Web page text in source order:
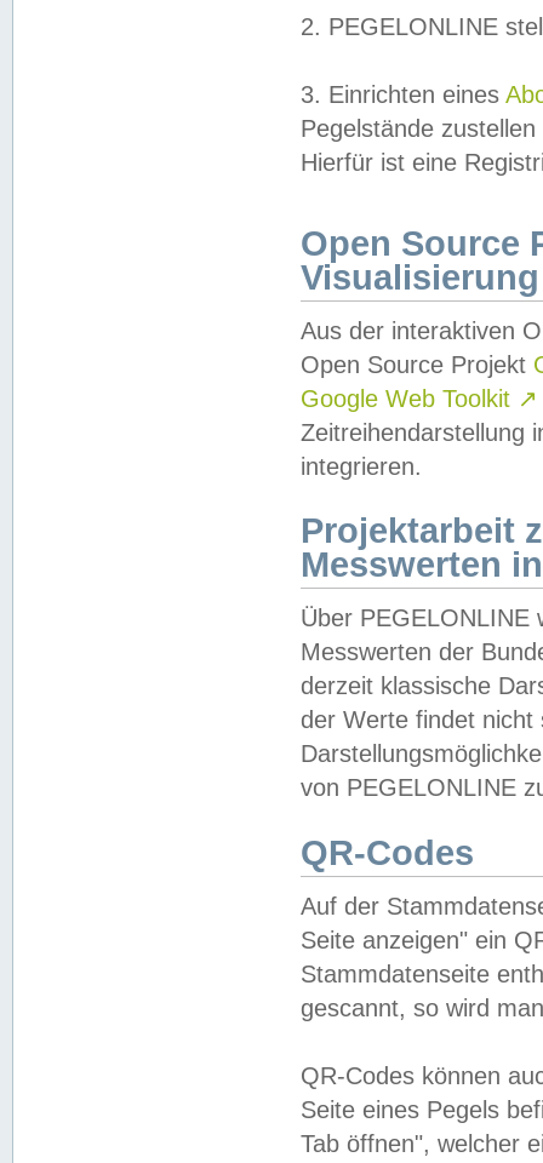
2. PEGELONLINE
3. Einrichten eines
Pegelstände
Hierfür ist eine
Open Source
Visualisierung
Aus der interaktiven
Open Source Projekt
Google Web Toolkit ↗
Zeitreihendarstellung
integrieren.
Projektarbeit
Messwerten
Über PEGELONLINE
Messwerten der
derzeit klassische
der Werte findet
von PEGELONLINE
QR-Codes
Auf der
Seite anzeigen" ein
Stammdatenseite
gescannt, so wird
QR-Codes können
Seite eines Pegels
Tab öffnen", welcher